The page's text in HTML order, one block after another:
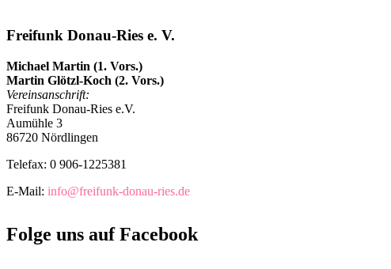
Freifunk Donau-Ries e. V.
Michael Martin (1. Vors.)
Martin Glötzl-Koch (2. Vors.)
Vereinsanschrift:
Freifunk Donau-Ries e.V.
Aumühle 3
86720 Nördlingen
Telefax: 0 906-1225381
E-Mail: info@freifunk-donau-ries.de
Folge uns auf Facebook